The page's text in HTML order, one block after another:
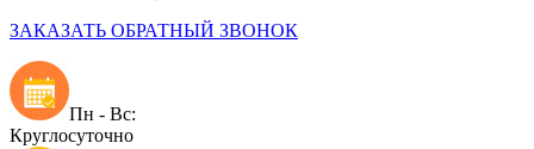
ЗАКАЗАТЬ ОБРАТНЫЙ ЗВОНОК
Пн - Вс:
Круглосуточно